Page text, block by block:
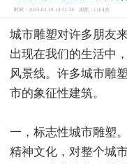
时间：2025-02-19 14:51:36 浏览：1104次
城市雕塑对许多朋友
出现在我们的生活中
风景线。许多城市雕
市的象征性建筑。
一，标志性城市雕塑
精神文化，对整个城